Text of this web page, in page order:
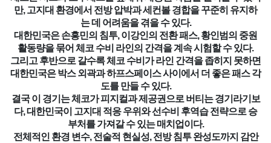
만, 고지대 환경에서 전방 압박과 세컨볼 경합을 꾸준히 유지하
는 데 어려움을 겪을 수 있다.
대한민국은 손흥민의 침투, 이강인의 전환 패스, 황인범의 중원
활동량을 묶어 체코 수비 라인의 간격을 계속 시험할 수 있다.
그리고 후반으로 갈수록 체코 수비가 라인 간격을 좁히지 못하면
대한민국은 박스 외곽과 하프스페이스 사이에서 더 좋은 패스 각
도를 만들 수 있다.
결국 이 경기는 체코가 피지컬과 제공권으로 버티는 경기라기보
다, 대한민국이 고지대 적응 우위와 선수비 후역습 전략으로 승
부처를 가져갈 수 있는 매치업이다.
전체적인 환경 변수, 전술적 현실성, 전방 침투 완성도까지 감안